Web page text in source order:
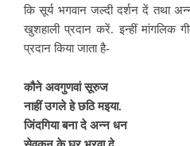
कि सूर्य भगवान जल्दी दर्शन दें तथा
खुशहाली प्रदान करें. इन्हीं मांगलिक
प्रदान किया जाता है-
कौने अवगुणवां सूरुज
नाहीं उगले हे छठि मइया.
जिंदगिया बना दे अन्न धन